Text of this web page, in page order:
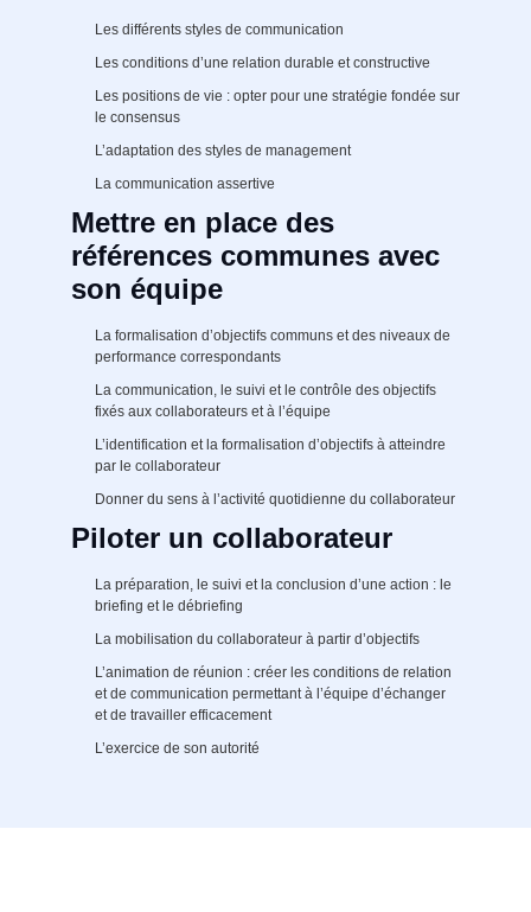
Les différents styles de communication
Les conditions d’une relation durable et constructive
Les positions de vie : opter pour une stratégie fondée sur
le consensus
L’adaptation des styles de management
La communication assertive
Mettre en place des
références communes avec
son équipe
La formalisation d’objectifs communs et des niveaux de
performance correspondants
La communication, le suivi et le contrôle des objectifs
fixés aux collaborateurs et à l’équipe
L’identification et la formalisation d’objectifs à atteindre
par le collaborateur
Donner du sens à l’activité quotidienne du collaborateur
Piloter un collaborateur
La préparation, le suivi et la conclusion d’une action : le
briefing et le débriefing
La mobilisation du collaborateur à partir d’objectifs
L’animation de réunion : créer les conditions de relation
et de communication permettant à l’équipe d’échanger
et de travailler efficacement
L’exercice de son autorité